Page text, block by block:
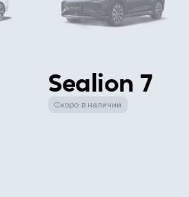
Sealion 7
Скоро в наличии